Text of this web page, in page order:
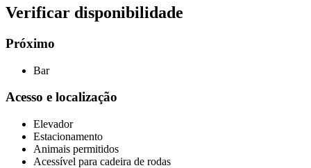
Verificar disponibilidade
Próximo
Bar
Acesso e localização
Elevador
Estacionamento
Animais permitidos
Acessível para cadeira de rodas